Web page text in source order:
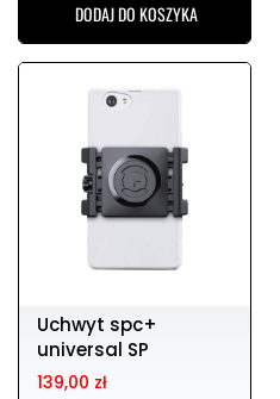
DODAJ DO KOSZYKA
Uchwyt spc+
universal SP
CONNECT
139,00 zł